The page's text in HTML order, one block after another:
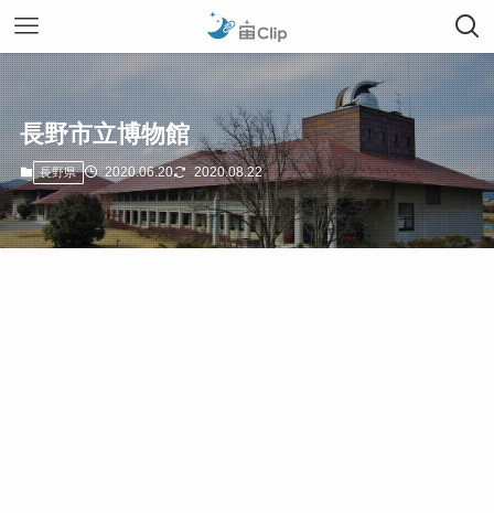
長野市立博物館
長野県 2020.06.20 2020.08.22